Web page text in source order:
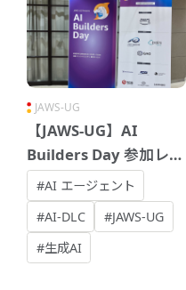
JAWS-UG
【JAWS-UG】AI
Builders Day 参加レポ
ート
#AI エージェント
#AI-DLC
#JAWS-UG
#生成AI